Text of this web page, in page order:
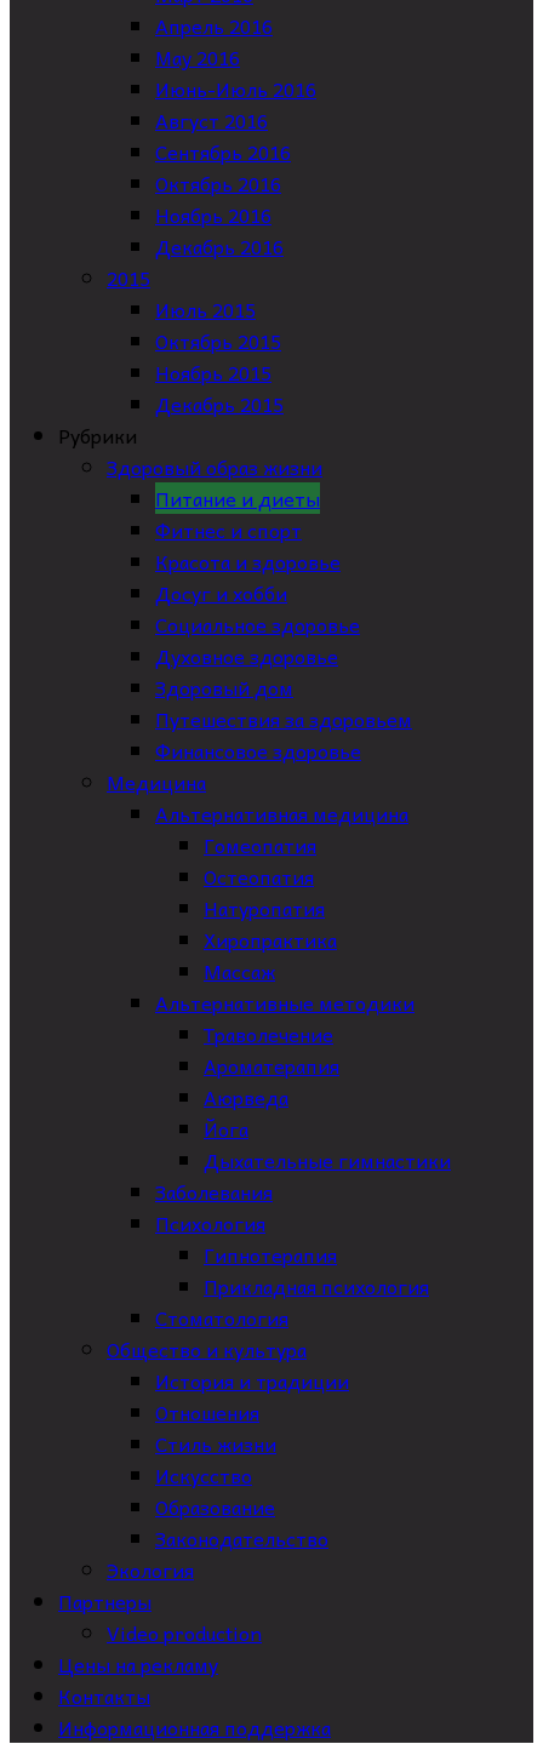
Апрель 2016
May 2016
Июнь-Июль 2016
Август 2016
Сентябрь 2016
Октябрь 2016
Ноябрь 2016
Декабрь 2016
2015
Июль 2015
Октябрь 2015
Ноябрь 2015
Декабрь 2015
Рубрики
Здоровый образ жизни
Питание и диеты
Фитнес и спорт
Красота и здоровье
Досуг и хобби
Социальное здоровье
Духовное здоровье
Здоровый дом
Путешествия за здоровьем
Финансовое здоровье
Медицина
Альтернативная медицина
Гомеопатия
Остеопатия
Натуропатия
Хиропрактика
Массаж
Альтернативные методики
Траволечение
Ароматерапия
Аюрведа
Йога
Дыхательные гимнастики
Заболевания
Психология
Гипнотерапия
Прикладная психология
Стоматология
Общество и культура
История и традиции
Отношения
Стиль жизни
Искусство
Образование
Законодательство
Экология
Партнеры
Video production
Цены на рекламу
Контакты
Информационная поддержка